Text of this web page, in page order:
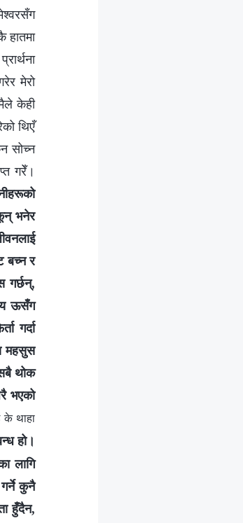
हातमा
मेरो
केही
थिएँ
सोच्न
गरेँ।
भनेर
बच्न र
गर्छन्,
ऊसँग
गर्दा
महसुस
थोक
भएको
के थाहा
हो।
लागि
कुनै
हुँदैन,